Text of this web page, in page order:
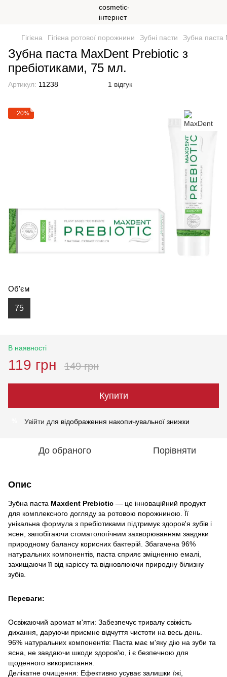
Гігієна Гігієна ротової порожнини Зубні пасти Зубна паста
Зубна паста MaxDent Prebiotic з
пребіотиками, 75 мл.
Артикул: 11238 1 відгук
−20%
Об'єм
75
В наявності
119 грн 149 грн
Купити
Увійти для відображення накопичувальної знижки
До обраного Порівняти
Опис
Зубна паста Maxdent Prebiotic — це інноваційний продукт
для комплексного догляду за ротовою порожниною. Її
унікальна формула з пребіотиками підтримує здоров'я зубів і
ясен, запобігаючи стоматологічним захворюванням завдяки
природному балансу корисних бактерій. Збагачена 96%
натуральних компонентів, паста сприяє зміцненню емалі,
захищаючи її від карієсу та відновлюючи природну білизну
зубів.
Переваги:
Освіжаючий аромат м'яти: Забезпечує тривалу свіжість
дихання, даруючи приємне відчуття чистоти на весь день.
96% натуральних компонентів: Паста має м'яку дію на зуби та
ясна, не завдаючи шкоди здоров'ю, і є безпечною для
щоденного використання.
Делікатне очищення: Ефективно усуває залишки їжі,